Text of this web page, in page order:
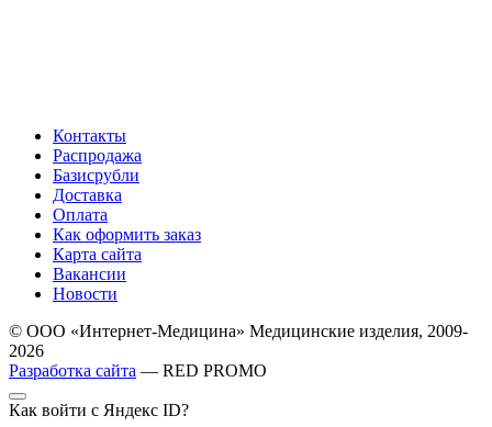
Контакты
Распродажа
Базисрубли
Доставка
Оплата
Как оформить заказ
Карта сайта
Вакансии
Новости
© ООО «Интернет-Медицина» Медицинские изделия, 2009-
2026
Разработка сайта — RED PROMO
Как войти с Яндекс ID?